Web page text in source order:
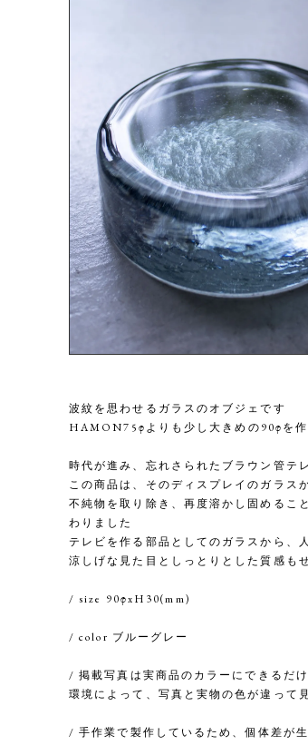
波紋を思わせるガラスのオブジェです
HAMON75φよりも少し大きめの90φを作
時代が進み、忘れさられたブラウン管テ
この商品は、そのディスプレイのガラス
不純物を取り除き、再度溶かし固めるこ
わりました
テレビを作る部品としてのガラスから、
涼しげな見た目としっとりとした質感も
/ size 90φxH30(mm)
/ color ブルーグレー
/ 掲載写真は実商品のカラーにできるだ
環境によって、写真と実物の色が違って
/ 手作業で製作しているため、個体差が